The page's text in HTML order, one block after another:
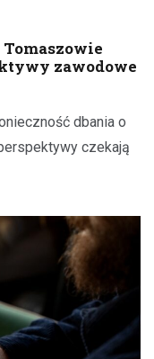
zawodowe
dbania o
czekają